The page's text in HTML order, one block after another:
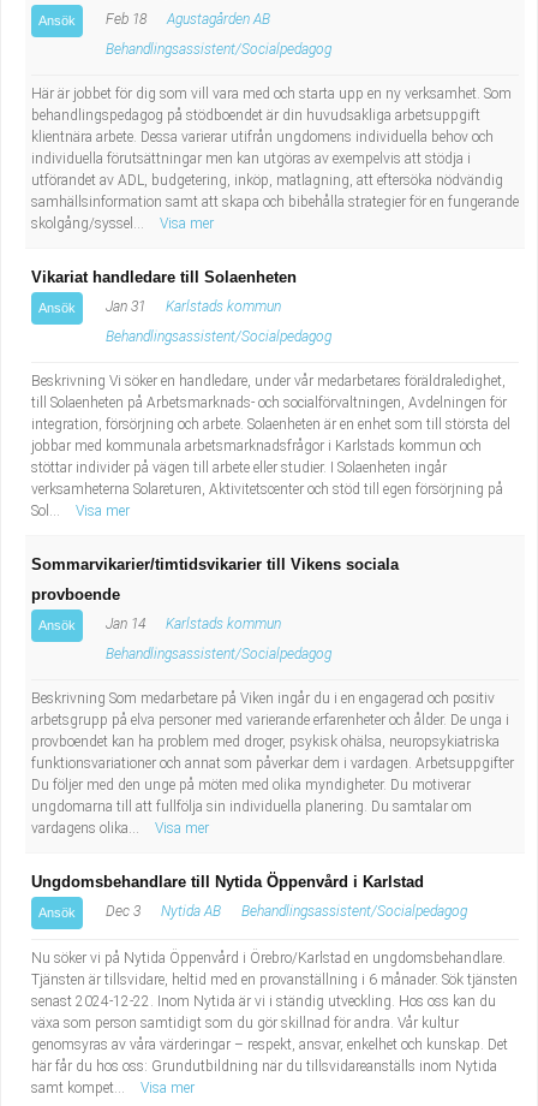
Ansök Feb 18
Agustagården AB
Behandlingsassistent/Socialpedagog
Här är jobbet för dig som vill vara med och starta upp en ny verksamhet. Som
behandlingspedagog på stödboendet är din huvudsakliga arbetsuppgift
klientnära arbete. Dessa varierar utifrån ungdomens individuella behov och
individuella förutsättningar men kan utgöras av exempelvis att stödja i
utförandet av ADL, budgetering, inköp, matlagning, att eftersöka nödvändig
samhällsinformation samt att skapa och bibehålla strategier för en fungerande
skolgång/syssel...
Visa mer
Vikariat handledare till Solaenheten
Ansök Jan 31
Karlstads kommun
Behandlingsassistent/Socialpedagog
Beskrivning Vi söker en handledare, under vår medarbetares föräldraledighet,
till Solaenheten på Arbetsmarknads- och socialförvaltningen, Avdelningen för
integration, försörjning och arbete. Solaenheten är en enhet som till största del
jobbar med kommunala arbetsmarknadsfrågor i Karlstads kommun och
stöttar individer på vägen till arbete eller studier. I Solaenheten ingår
verksamheterna Solareturen, Aktivitetscenter och stöd till egen försörjning på
Sol...
Visa mer
Sommarvikarier/timtidsvikarier till Vikens sociala
provboende
Ansök Jan 14
Karlstads kommun
Behandlingsassistent/Socialpedagog
Beskrivning Som medarbetare på Viken ingår du i en engagerad och positiv
arbetsgrupp på elva personer med varierande erfarenheter och ålder. De unga i
provboendet kan ha problem med droger, psykisk ohälsa, neuropsykiatriska
funktionsvariationer och annat som påverkar dem i vardagen. Arbetsuppgifter
Du följer med den unge på möten med olika myndigheter. Du motiverar
ungdomarna till att fullfölja sin individuella planering. Du samtalar om
vardagens olika...
Visa mer
Ungdomsbehandlare till Nytida Öppenvård i Karlstad
Ansök Dec 3 Nytida AB Behandlingsassistent/Socialpedagog
Nu söker vi på Nytida Öppenvård i Örebro/Karlstad en ungdomsbehandlare.
Tjänsten är tillsvidare, heltid med en provanställning i 6 månader. Sök tjänsten
senast 2024-12-22. Inom Nytida är vi i ständig utveckling. Hos oss kan du
växa som person samtidigt som du gör skillnad för andra. Vår kultur
genomsyras av våra värderingar – respekt, ansvar, enkelhet och kunskap. Det
här får du hos oss: Grundutbildning när du tillsvidareanställs inom Nytida
samt kompet...
Visa mer